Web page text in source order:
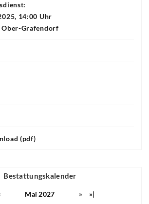
14:00 Uhr
Grafendorf
(pdf)
Bestattungskalender
Mai 2027 » »|